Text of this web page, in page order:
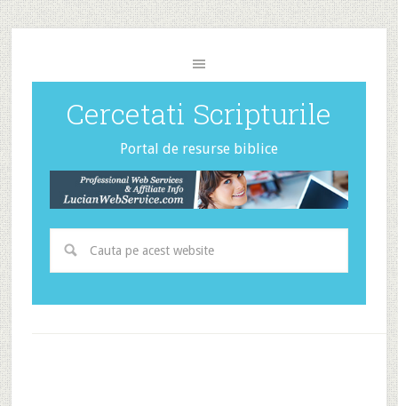
Cercetati Scripturile
Portal de resurse biblice